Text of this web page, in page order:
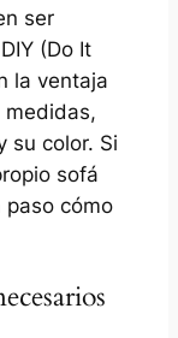
ser
(Do It
la ventaja
medidas,
su color. Si
sofá
paso cómo